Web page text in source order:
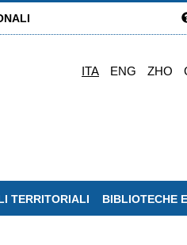
ITA ENG ZHO
TERRITORIALI BIBLIOTECHE